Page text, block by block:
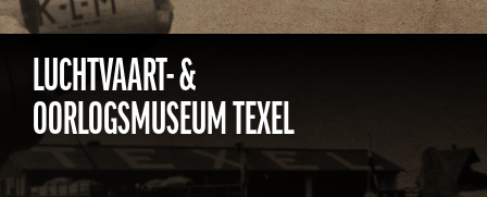
LUCHTVAART- &
OORLOGSMUSEUM TEXEL